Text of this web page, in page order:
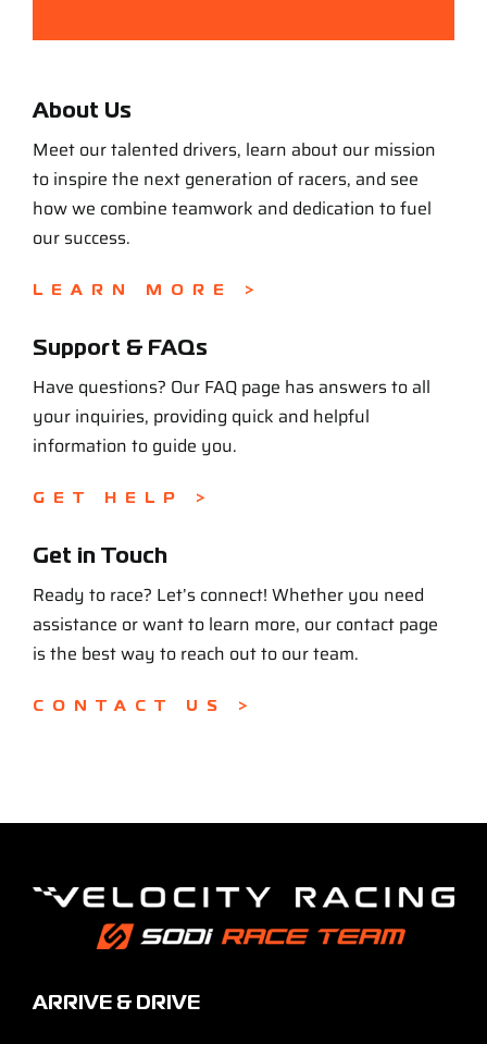
About Us
Meet our talented drivers, learn about our mission
to inspire the next generation of racers, and see
how we combine teamwork and dedication to fuel
our success.
LEARN MORE >
Support & FAQs
Have questions? Our FAQ page has answers to all
your inquiries, providing quick and helpful
information to guide you.
GET HELP >
Get in Touch
Ready to race? Let’s connect! Whether you need
assistance or want to learn more, our contact page
is the best way to reach out to our team.
CONTACT US >
ARRIVE & DRIVE